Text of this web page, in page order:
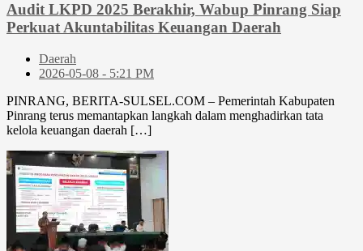
Audit LKPD 2025 Berakhir, Wabup Pinrang Siap
Perkuat Akuntabilitas Keuangan Daerah
Daerah
2026-05-08 - 5:21 PM
PINRANG, BERITA-SULSEL.COM – Pemerintah Kabupaten
Pinrang terus memantapkan langkah dalam menghadirkan tata
kelola keuangan daerah […]